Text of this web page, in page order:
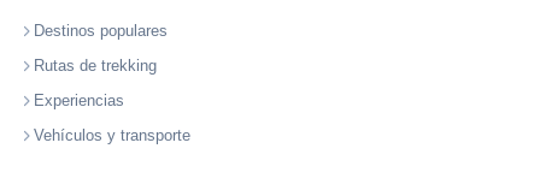
Destinos populares
Rutas de trekking
Experiencias
Vehículos y transporte